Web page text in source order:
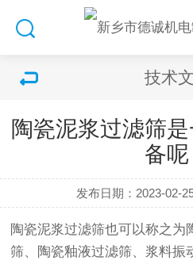
技术
陶瓷泥浆过滤筛
备呢
发布日期：2023-02-
陶瓷泥浆过滤筛也可以称之为
筛、陶瓷釉液过滤筛、浆料振